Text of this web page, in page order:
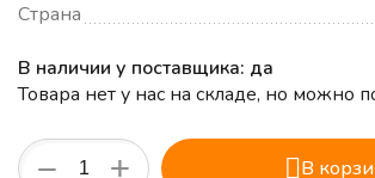
Страна
В наличии у поставщика: да
Товара нет у нас на складе, но можно
+
− В